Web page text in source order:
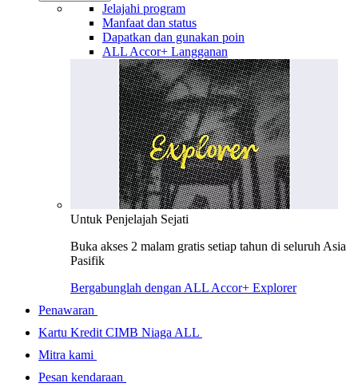
Jelajahi program
Manfaat dan status
Dapatkan dan gunakan poin
ALL Accor+ Langganan
Untuk Penjelajah Sejati
Buka akses 2 malam gratis setiap tahun di seluruh Asia
Pasifik
Bergabunglah dengan ALL Accor+ Explorer
Penawaran
Kartu Kredit CIMB Niaga ALL
Mitra kami
Pesan kendaraan